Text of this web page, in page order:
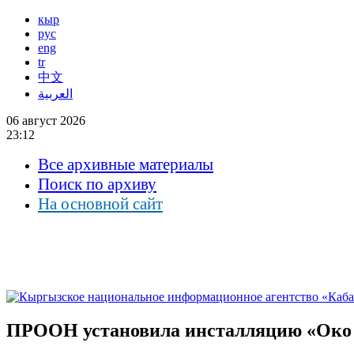
кыр
рус
eng
tr
中文
العربية
06 август 2026
23:12
Все архивные материалы
Поиск по архиву
На основной сайт
ПРООН установила инсталляцию